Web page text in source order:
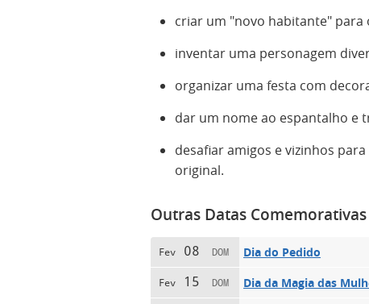
criar um "novo habitante" para
inventar uma personagem
organizar uma festa com
dar um nome ao espantalho e
desafiar amigos e vizinhos
original.
Outras Datas Comemorativas
Fev 08 DOM Dia do Pedido
Fev 15 DOM Dia da Magia das